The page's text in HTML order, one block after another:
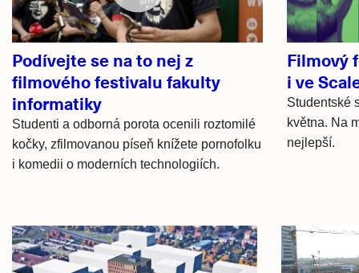
Podívejte se na to nej z
filmového festivalu fakulty
informatiky
Studenti a odborná porota ocenili roztomilé
kočky, zfilmovanou píseň knížete pornofolku
i komedii o moderních technologiích.
Filmový
i ve
Studentské
května. Na
nejlepší.
Hlavní
novinky